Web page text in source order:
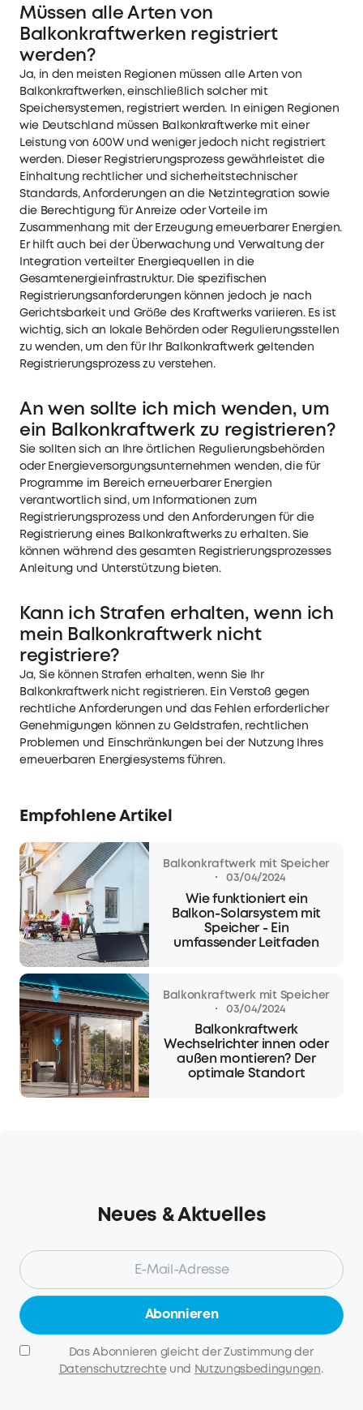
Müssen alle Arten von
Balkonkraftwerken registriert
werden?
Ja, in den meisten Regionen müssen alle Arten von
Balkonkraftwerken, einschließlich solcher mit
Speichersystemen, registriert werden. In einigen Regionen
wie Deutschland müssen Balkonkraftwerke mit einer
Leistung von 600W und weniger jedoch nicht registriert
werden. Dieser Registrierungsprozess gewährleistet die
Einhaltung rechtlicher und sicherheitstechnischer
Standards, Anforderungen an die Netzintegration sowie
die Berechtigung für Anreize oder Vorteile im
Zusammenhang mit der Erzeugung erneuerbarer Energien.
Er hilft auch bei der Überwachung und Verwaltung der
Integration verteilter Energiequellen in die
Gesamtenergieinfrastruktur. Die spezifischen
Registrierungsanforderungen können jedoch je nach
Gerichtsbarkeit und Größe des Kraftwerks variieren. Es ist
wichtig, sich an lokale Behörden oder Regulierungsstellen
zu wenden, um den für Ihr Balkonkraftwerk geltenden
Registrierungsprozess zu verstehen.
An wen sollte ich mich wenden, um
ein Balkonkraftwerk zu registrieren?
Sie sollten sich an Ihre örtlichen Regulierungsbehörden
oder Energieversorgungsunternehmen wenden, die für
Programme im Bereich erneuerbarer Energien
verantwortlich sind, um Informationen zum
Registrierungsprozess und den Anforderungen für die
Registrierung eines Balkonkraftwerks zu erhalten. Sie
können während des gesamten Registrierungsprozesses
Anleitung und Unterstützung bieten.
Kann ich Strafen erhalten, wenn ich
mein Balkonkraftwerk nicht
registriere?
Ja, Sie können Strafen erhalten, wenn Sie Ihr
Balkonkraftwerk nicht registrieren. Ein Verstoß gegen
rechtliche Anforderungen und das Fehlen erforderlicher
Genehmigungen können zu Geldstrafen, rechtlichen
Problemen und Einschränkungen bei der Nutzung Ihres
erneuerbaren Energiesystems führen.
Empfohlene Artikel
Balkonkraftwerk mit Speicher
· 03/04/2024
Wie funktioniert ein
Balkon-Solarsystem mit
Speicher - Ein
umfassender Leitfaden
Balkonkraftwerk mit Speicher
· 03/04/2024
Balkonkraftwerk
Wechselrichter innen oder
außen montieren? Der
optimale Standort
Neues & Aktuelles
Abonnieren
Das Abonnieren gleicht der Zustimmung der
Datenschutzrechte und Nutzungsbedingungen.